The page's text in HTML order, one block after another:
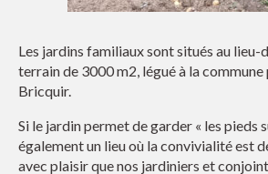
Les jardins familiaux sont situés au lieu-
terrain de 3000 m2, légué à la commune
Bricquir.
Si le jardin permet de garder « les pieds
également un lieu où la convivialité est
avec plaisir que nos jardiniers et